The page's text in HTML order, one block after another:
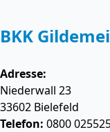
BKK
Adresse:
Niederwall 23
33602 Bielefeld
Telefon: 0800